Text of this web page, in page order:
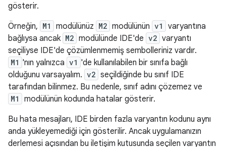
gösterir.
Örneğin, M1 modülünüz M2 modülünün v1
varyantına
bağlıysa ancak M2 modülünde IDE'de v2 varyantı
seçiliyse IDE'de çözümlenmemiş sembolleriniz vardır.
M1 'nın yalnızca v1 'de kullanılabilen bir sınıfa bağlı
olduğunu varsayalım. v2 seçildiğinde bu sınıf IDE
tarafından bilinmez. Bu nedenle, sınıf adını çözemez ve
M1
modülünün kodunda hatalar gösterir.
Bu hata mesajları, IDE birden fazla varyantın kodunu aynı
anda yükleyemediği için gösterilir. Ancak uygulamanızın
derlemesi açısından bu iletişim kutusunda seçilen varyantın